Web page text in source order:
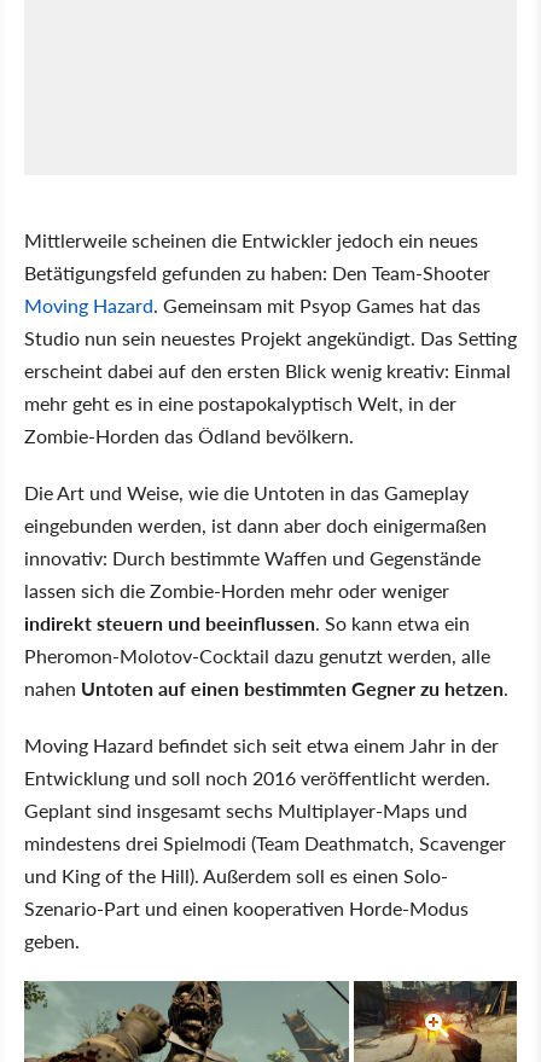
Mittlerweile scheinen die Entwickler jedoch ein neues
Betätigungsfeld gefunden zu haben: Den Team-Shooter
Moving Hazard. Gemeinsam mit Psyop Games hat das
Studio nun sein neuestes Projekt angekündigt. Das Setting
erscheint dabei auf den ersten Blick wenig kreativ: Einmal
mehr geht es in eine postapokalyptisch Welt, in der
Zombie-Horden das Ödland bevölkern.
Die Art und Weise, wie die Untoten in das Gameplay
eingebunden werden, ist dann aber doch einigermaßen
innovativ: Durch bestimmte Waffen und Gegenstände
lassen sich die Zombie-Horden mehr oder weniger
indirekt steuern und beeinflussen. So kann etwa ein
Pheromon-Molotov-Cocktail dazu genutzt werden, alle
nahen Untoten auf einen bestimmten Gegner zu hetzen.
Moving Hazard befindet sich seit etwa einem Jahr in der
Entwicklung und soll noch 2016 veröffentlicht werden.
Geplant sind insgesamt sechs Multiplayer-Maps und
mindestens drei Spielmodi (Team Deathmatch, Scavenger
und King of the Hill). Außerdem soll es einen Solo-
Szenario-Part und einen kooperativen Horde-Modus
geben.